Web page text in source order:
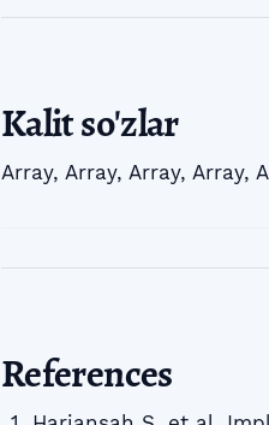
Kalit so'zlar
Array, Array, Array, Array,
References